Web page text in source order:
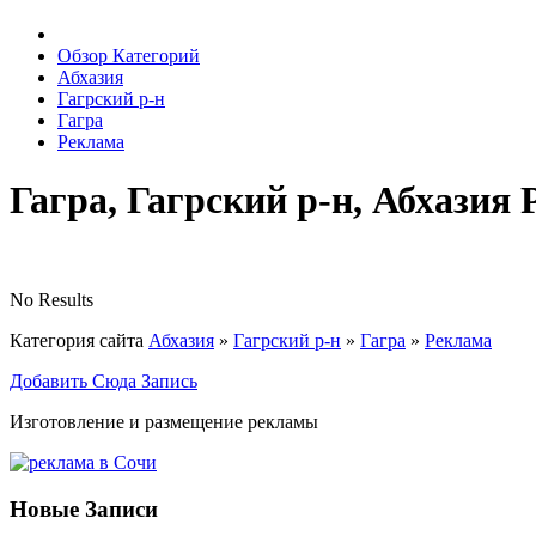
Обзор Категорий
Абхазия
Гагрский р-н
Гагра
Реклама
Гагра, Гагрский р-н, Абхазия
No Results
Категория сайта Абхазия » Гагрский р-н » Гагра » Реклама
Добавить Сюда Запись
Изготовление и размещение рекламы
Новые Записи